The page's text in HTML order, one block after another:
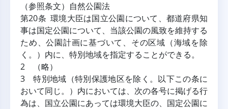
（参照条文）自然公園法
第20条 環境大臣は国立公園について、都道府県知
事は国定公園について、当該公園の風致を維持する
ため、公園計画に基づいて、その区域（海域を除
く。）内に、特別地域を指定することができる。
2 （略）
3 特別地域（特別保護地区を除く。以下この条に
おいて同じ。）内においては、次の各号に掲げる行
為は、国立公園にあっては環境大臣の、国定公園に